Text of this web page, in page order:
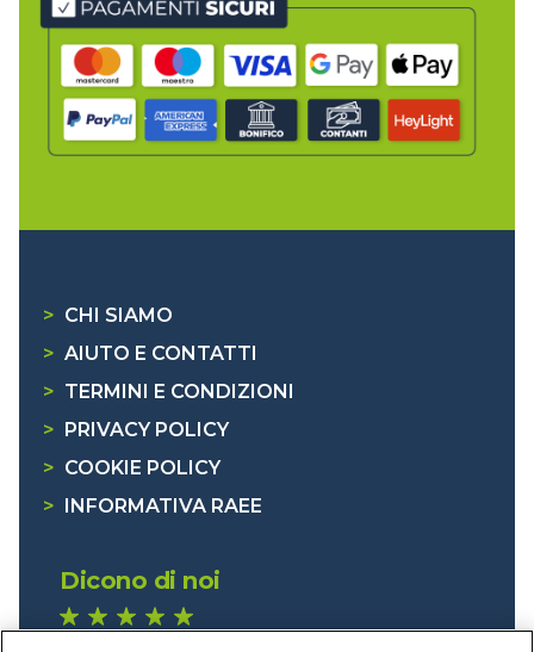
> CHI SIAMO
> AIUTO E CONTATTI
> TERMINI E CONDIZIONI
>
PRIVACY POLICY
> COOKIE POLICY
>
INFORMATIVA RAEE
Dicono di noi